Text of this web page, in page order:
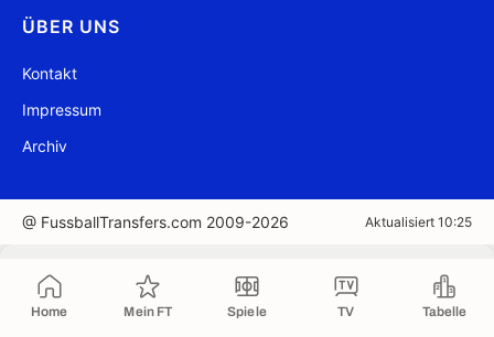
Home Mein FT Spiele TV Tabelle
ÜBER UNS
Kontakt
Impressum
Archiv
@ FussballTransfers.com 2009-2026 Aktualisiert 10:25